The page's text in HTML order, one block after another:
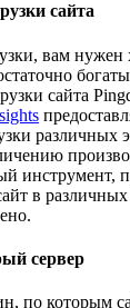
сайта
вам
сайта
различных
инструмент,
в различных
сервер
по которым